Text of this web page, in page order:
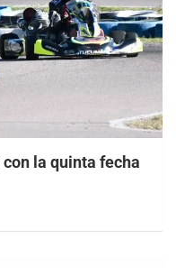
con la quinta fecha